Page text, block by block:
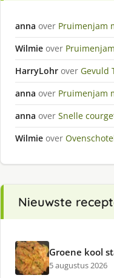
anna over Pruimenjam
Wilmie over
HarryLohr over Gevuld
anna over Pruimenjam
anna over Snelle
Wilmie over
Nieuwste
Groene kool
5 augustus 2026